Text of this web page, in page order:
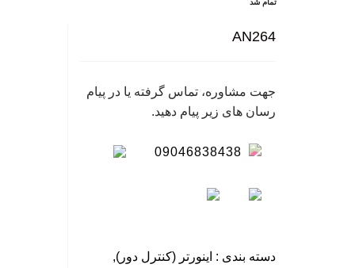
تمام شد
تمام شد
AN264
جهت مشاوره، تماس گرفته یا در پیام
رسان های زیر پیام دهید.
09046838438
دسته بندی : اینورتر (کنترل دور),